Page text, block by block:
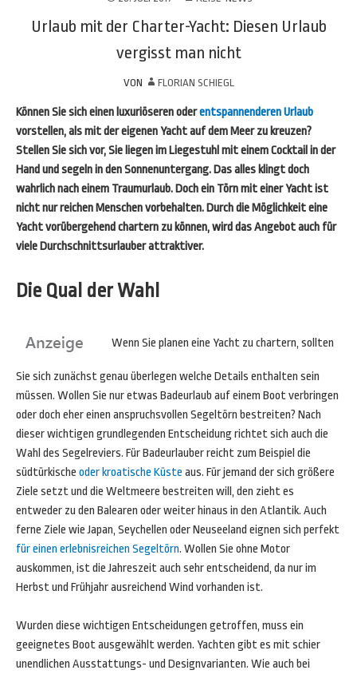
Urlaub mit der Charter-Yacht: Diesen Urlaub
vergisst man nicht
VON FLORIAN SCHIEGL
Können Sie sich einen luxuriöseren oderentspannenderen Urlaub
vorstellen, als mit der eigenen Yacht auf dem Meer zu kreuzen?
Stellen Sie sich vor, Sie liegen im Liegestuhl mit einem Cocktail in der
Hand und segeln in den Sonnenuntergang. Das alles klingt doch
wahrlich nach einem Traumurlaub. Doch ein Törn mit einer Yacht ist
nicht nur reichen Menschen vorbehalten. Durch die Möglichkeit eine
Yacht vorübergehend chartern zu können, wird das Angebot auch für
viele Durchschnittsurlauber attraktiver.
Die Qual der Wahl
Wenn Sie planen eine Yacht zu chartern, sollten
Sie sich zunächst genau überlegen welche Details enthalten sein
müssen. Wollen Sie nur etwas Badeurlaub auf einem Boot verbringen
oder doch eher einen anspruchsvollen Segeltörn bestreiten? Nach
dieser wichtigen grundlegenden Entscheidung richtet sich auch die
Wahl des Segelreviers. Für Badeurlauber reicht zum Beispiel die
südtürkische oder kroatische Küste aus. Für jemand der sich größere
Ziele setzt und die Weltmeere bestreiten will, den zieht es
entweder zu den Balearen oder weiter hinaus in den Atlantik. Auch
ferne Ziele wie Japan, Seychellen oder Neuseeland eignen sich perfekt
für einen erlebnisreichen Segeltörn. Wollen Sie ohne Motor
auskommen, ist die Jahreszeit auch sehr entscheidend, da nur im
Herbst und Frühjahr ausreichend Wind vorhanden ist.
Wurden diese wichtigen Entscheidungen getroffen, muss ein
geeignetes Boot ausgewählt werden. Yachten gibt es mit schier
unendlichen Ausstattungs- und Designvarianten. Wie auch bei